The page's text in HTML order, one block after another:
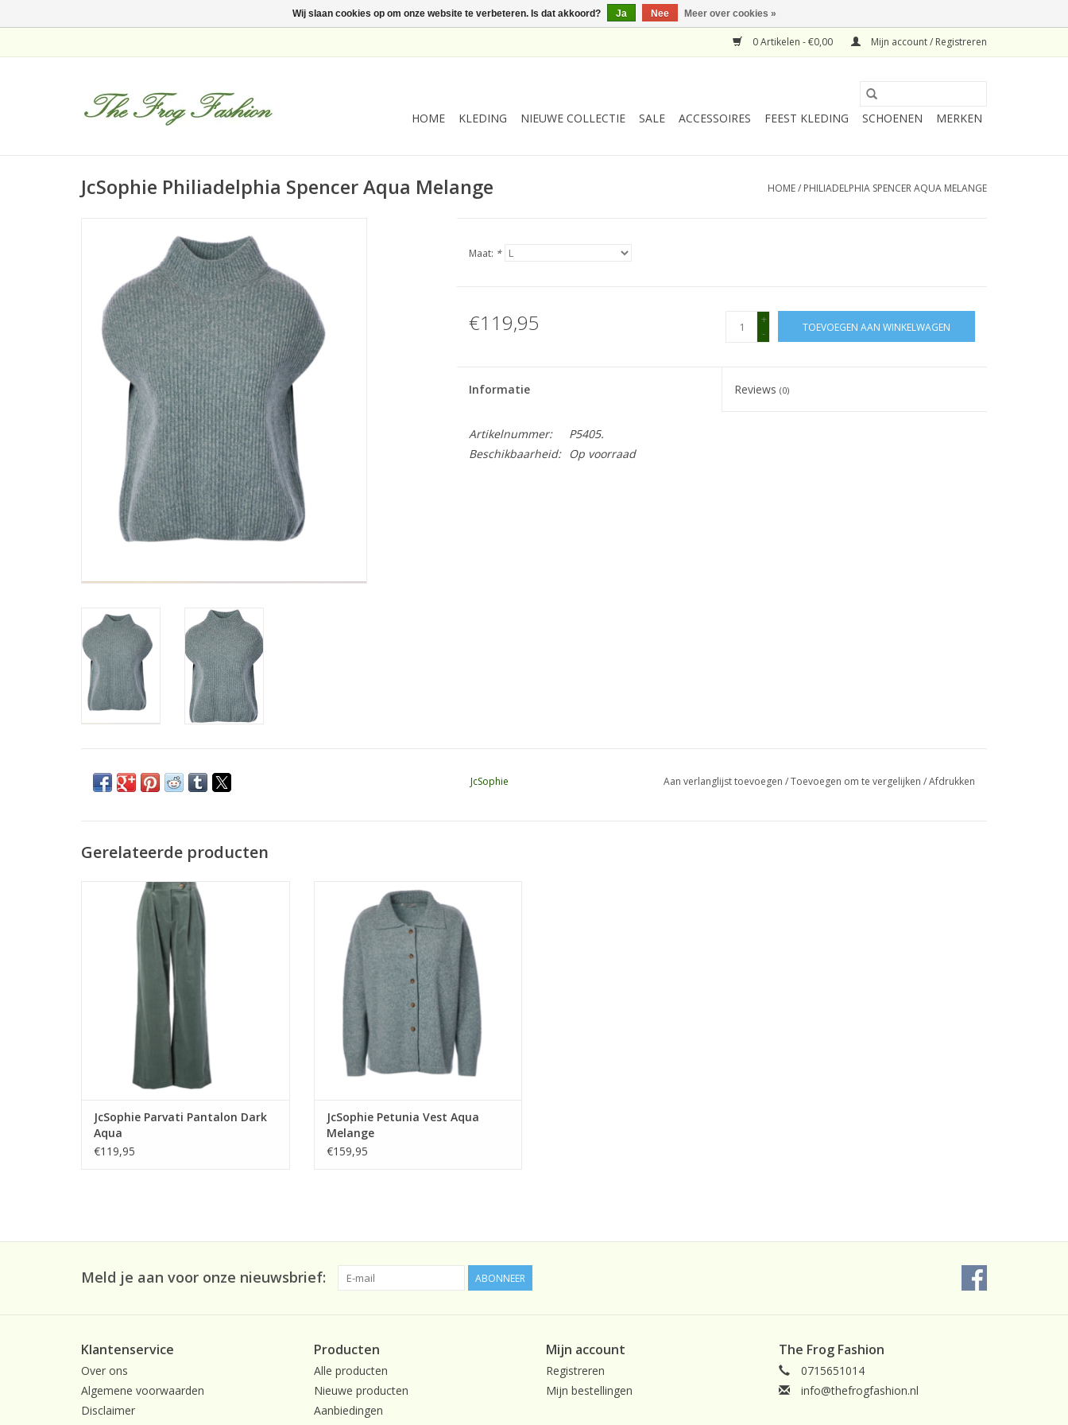
0 Artikelen - €0,00 Mijn account / Registreren
HOME KLEDING NIEUWE COLLECTIE SALE ACCESSOIRES FEEST KLEDING SCHOENEN MERKEN
JcSophie Philiadelphia Spencer Aqua Melange HOME/ PHILIADELPHIA SPENCER AQUA MELANGE
Maat: *
€119,95
+
-
TOEVOEGEN AAN WINKELWAGEN
Informatie Reviews(0)
Artikelnummer:
P5405.
Beschikbaarheid:
Op voorraad
JcSophie Aan verlanglijst toevoegen /Toevoegen om te vergelijken /Afdrukken
Gerelateerde producten
JcSophie Parvati Pantalon Dark Aqua
TOEVOEGEN AAN WINKELWAGEN
JcSophie Parvati Pantalon Dark
Aqua
€119,95
JcSophie Petunia Vest Aqua Melange
TOEVOEGEN AAN WINKELWAGEN
JcSophie Petunia Vest Aqua
Melange
€159,95
Meld je aan voor onze nieuwsbrief: ABONNEER
Klantenservice
Over ons
Algemene voorwaarden
Disclaimer
Producten
Alle producten
Nieuwe producten
Aanbiedingen
Mijn account
Registreren
Mijn bestellingen
The Frog Fashion
0715651014
info@thefrogfashion.nl
Wij slaan cookies op om onze website te verbeteren. Is dat akkoord? Ja Nee Meer over cookies »